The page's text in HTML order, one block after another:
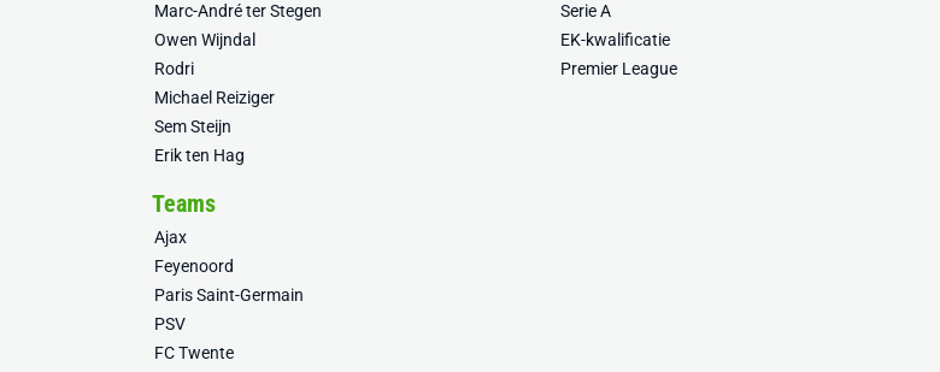
Marc-André ter Stegen
Owen Wijndal
Rodri
Michael Reiziger
Sem Steijn
Erik ten Hag
Serie A
EK-kwalificatie
Premier League
Teams
Ajax
Feyenoord
Paris Saint-Germain
PSV
FC Twente